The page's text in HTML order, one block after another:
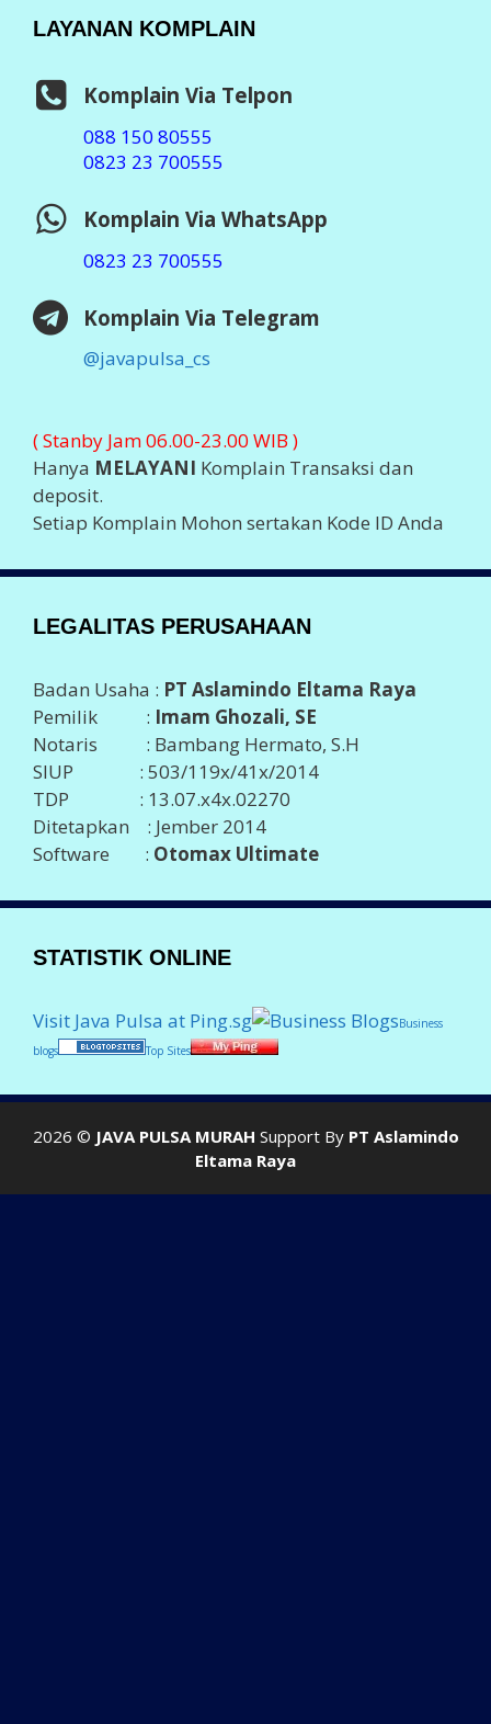
LAYANAN KOMPLAIN
Komplain Via Telpon
088 150 80555
0823 23 700555
Komplain Via WhatsApp
0823 23 700555
Komplain Via Telegram
@javapulsa_cs
( Stanby Jam 06.00-23.00 WIB )
Hanya MELAYANI Komplain Transaksi dan
deposit.
Setiap Komplain Mohon sertakan Kode ID Anda
LEGALITAS PERUSAHAAN
Badan Usaha : PT Aslamindo Eltama Raya
Pemilik : Imam Ghozali, SE
Notaris : Bambang Hermato, S.H
SIUP : 503/119x/41x/2014
TDP : 13.07.x4x.02270
Ditetapkan : Jember 2014
Software : Otomax Ultimate
STATISTIK ONLINE
Visit Java Pulsa at Ping.sg
Business
blogs
Top Sites
2026 © JAVA PULSA MURAH Support By PT Aslamindo
Eltama Raya